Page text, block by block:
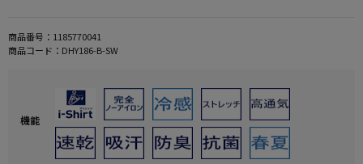
商品番号： 1185770041
商品コード： DHY186-B-SW
機能